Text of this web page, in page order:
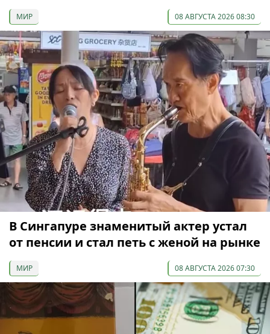
МИР 08 АВГУСТА 2026 08:30
В Сингапуре знаменитый актер устал
от пенсии и стал петь с женой на рынке
МИР 08 АВГУСТА 2026 07:30